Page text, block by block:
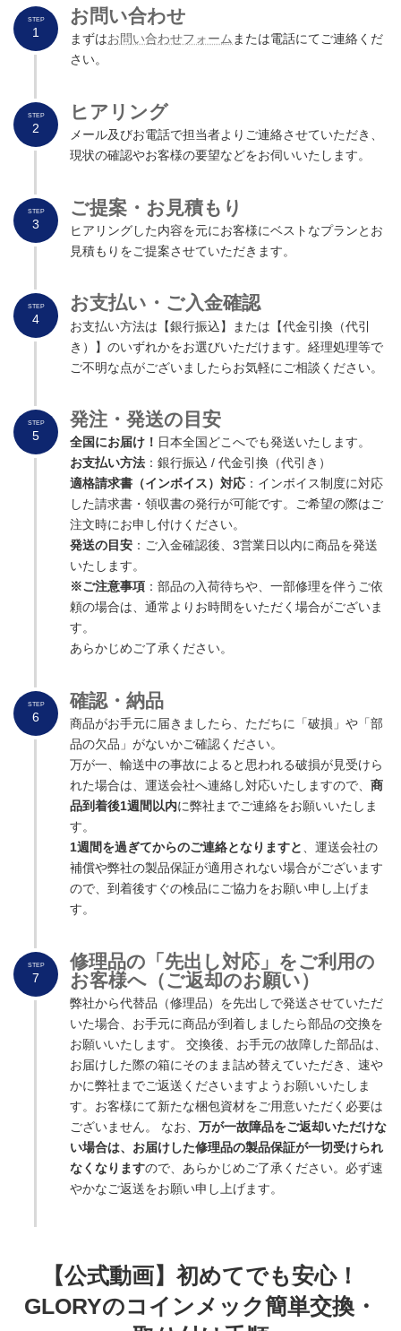
お問い合わせ
まずはお問い合わせフォーム または電話にてご連絡くだ
さい。
STEP
1
ヒアリング
メール及びお電話で担当者よりご連絡させていただき、
現状の確認やお客様の要望などをお伺いいたします。
STEP
2
ご提案・お見積も り
ヒアリングした内容を元にお客様にベストなプランとお
見積もりをご提案させていただきます。
STEP
3
お支払い・ご入金確認
お支払い方法は【銀行振込】または【代金引換（代引
き）】のいずれかをお選びいただけます。経理処理等で
ご不明な点がございましたらお気軽にご相談ください。
STEP
4
発注・発送の目安
全国にお届け！ 日本全国どこへでも発送いたします。
お支払い方法 ：銀行振込 / 代金引換（代引き）
適格請求書（インボイス）対応 ：インボイス制度に対応
した請求書・領収書の発行が可能です。ご希望の際はご
注文時にお申し付けください。
発送の目安 ：ご入金確認後、3営業日以内に商品を発送
いたします。
※ご注意事項 ：部品の入荷待ちや、一部修理を伴うご依
頼の場合は、通常よりお時間をいただく場合がございま
す。
あらかじめご了承ください。
STEP
5
確認・納品
商品がお手元に届きましたら、ただちに「破損」や「部
品の欠品」がないかご確認ください。
万が一、輸送中の事故によると思われる破損が見受けら
れた場合は、運送会社へ連絡し対応いたしますので、 商
品到着後1週間以内に弊社までご連絡をお願いいたしま
す。
1週間を過ぎてからのご連絡となりますと
、運送会社の
補償や弊社の製品保証が適用されない場合がございます
ので、到着後すぐの検品にご協力をお願い申し上げま
す。
STEP
6
修理品の「先出し対応」をご利用の
お客様へ（ご返却のお願い）
弊社から代替品（修理品）を先出しで発送させていただ
いた場合、お手元に商品が到着しましたら部品の交換を
お願いいたします。 交換後、お手元の故障した部品は、
お届けした際の箱にそのまま詰め替えていただき、速や
かに弊社までご返送くださいますようお願いいたしま
す。お客様にて新たな梱包資材をご用意いただく必要は
ございません。 なお、 万が一故障品をご返却いただけな
い場合は、お届けした修理品の製品保証が一切受けられ
なくなりますので、あらかじめご了承ください。必ず速
やかなご返送をお願い申し上げます。
STEP
7
【公式動画】初めてでも安心！
GLORYのコインメック簡単交換・